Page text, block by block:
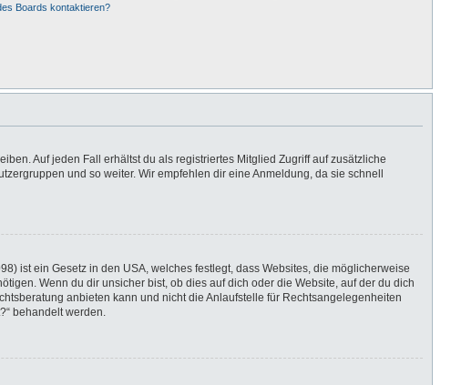
Boards kontaktieren?
Auf jeden Fall erhältst du als registriertes Mitglied Zugriff auf zusätzliche
und so weiter. Wir empfehlen dir eine Anmeldung, da sie schnell
ist ein Gesetz in den USA, welches festlegt, dass Websites, die möglicherweise
Wenn du dir unsicher bist, ob dies auf dich oder die Website, auf der du dich
anbieten kann und nicht die Anlaufstelle für Rechtsangelegenheiten
behandelt werden.